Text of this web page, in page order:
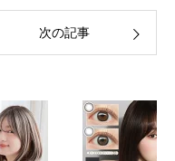
次の記事